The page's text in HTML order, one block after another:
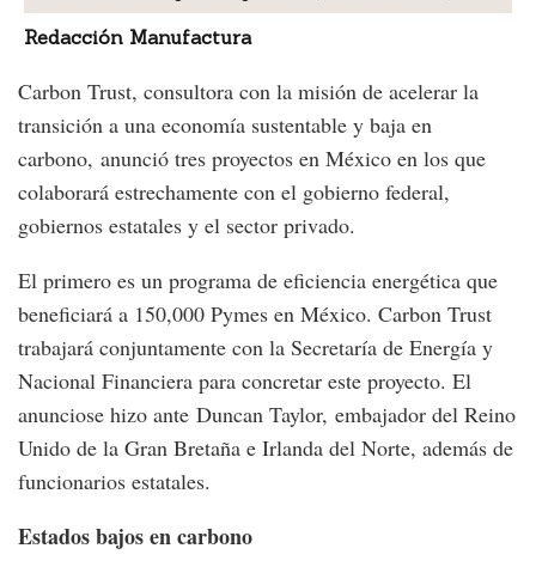
Redacción Manufactura
Carbon Trust, consultora con la misión de acelerar la
transición a una economía sustentable y baja en
carbono, anunció tres proyectos en México en los que
colaborará estrechamente con el gobierno federal,
gobiernos estatales y el sector privado.
El primero es un programa de eficiencia energética que
beneficiará a 150,000 Pymes en México. Carbon Trust
trabajará conjuntamente con la Secretaría de Energía y
Nacional Financiera para concretar este proyecto. El
anunciose hizo ante Duncan Taylor, embajador del Reino
Unido de la Gran Bretaña e Irlanda del Norte, además de
funcionarios estatales.
Estados bajos en carbono